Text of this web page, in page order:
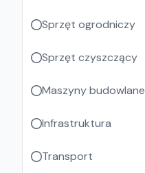
Sprzęt ogrodniczy
Sprzęt czyszczący
Maszyny budowlane
Infrastruktura
Transport